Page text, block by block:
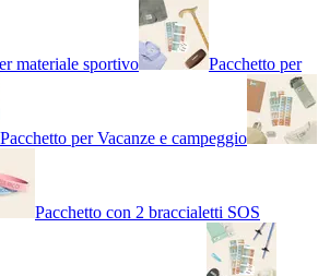
materiale sportivo Pacchetto per
Pacchetto per Vacanze e campeggio
Pacchetto con 2 braccialetti SOS